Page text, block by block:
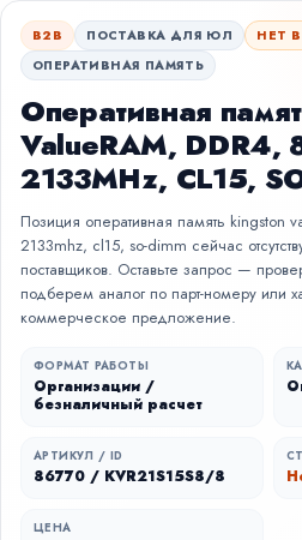
B2B ПОСТАВКА ДЛЯ ЮЛ
НЕТ
ОПЕРАТИВНАЯ ПАМЯТЬ
Оперативная
ValueRAM, DDR4,
2133MHz, CL15,
Позиция оперативная память kingston
2133mhz, cl15, so-dimm сейчас
поставщиков. Оставьте запрос —
подберем аналог по парт-номеру или
коммерческое предложение.
ФОРМАТ РАБОТЫ
Организации /
безналичный расчет
АРТИКУЛ / ID
86770 / KVR21S15S8/8
ЦЕНА